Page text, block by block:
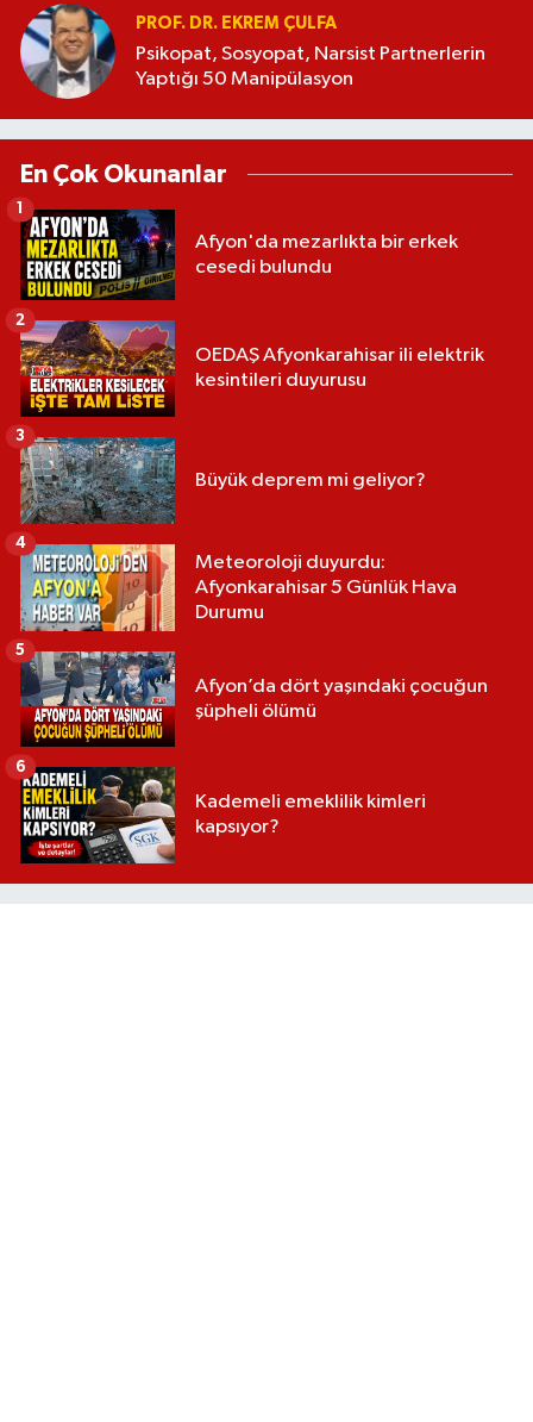
PROF. DR. EKREM ÇULFA
Psikopat, Sosyopat, Narsist Partnerlerin
Yaptığı 50 Manipülasyon
En Çok Okunanlar
Afyon'da mezarlıkta bir erkek
cesedi bulundu
1
OEDAŞ Afyonkarahisar ili elektrik
kesintileri duyurusu
2
Büyük deprem mi geliyor?
3
Meteoroloji duyurdu:
Afyonkarahisar 5 Günlük Hava
Durumu
4
Afyon’da dört yaşındaki çocuğun
şüpheli ölümü
5
Kademeli emeklilik kimleri
kapsıyor?
6